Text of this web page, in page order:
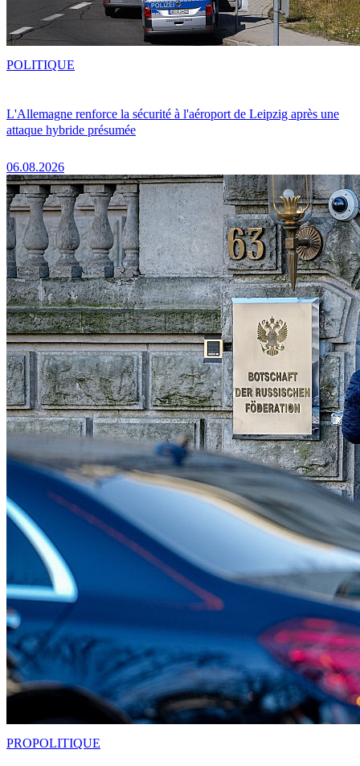
L'Allemagne renforce la sécurité à l'aéroport de Leipzig après une
attaque hybride présumée
06.08.2026
POLITIQUE
PROPOLITIQUE